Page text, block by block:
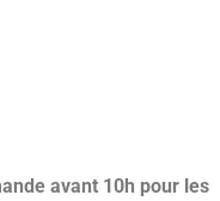
avant 10h pour les